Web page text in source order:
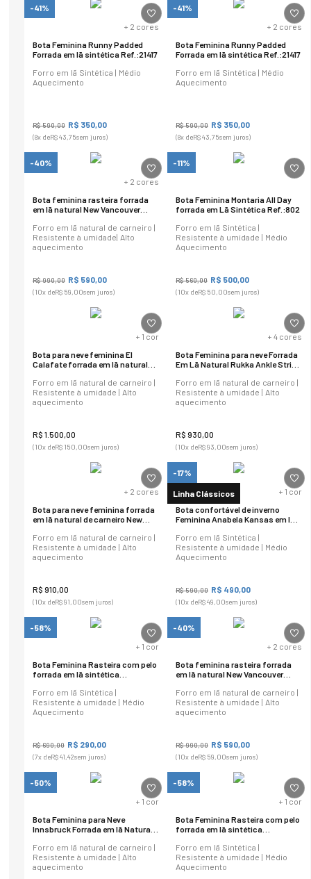
-41%
+ 2 cores
Bota Feminina Runny Padded
Forrada em lã sintética Ref.:21417
Forro em lã Sintética | Médio
Aquecimento
R$590,00 R$ 350,00
(8x deR$43,75sem juros)
-41%
+ 2 cores
Bota Feminina Runny Padded
Forrada em lã sintética Ref.:21417
Forro em lã Sintética | Médio
Aquecimento
R$590,00 R$ 350,00
(8x deR$43,75sem juros)
-40%
+ 2 cores
Bota feminina rasteira forrada
em lã natural New Vancouver
Forro em lã natural de carneiro |
Resistente à umidade| Alto
aquecimento
R$990,00 R$ 590,00
(10x deR$ 59,00sem juros)
-11%
Bota Feminina Montaria All Day
forrada em Lã Sintética Ref.:802
Forro em lã Sintética |
Resistente à umidade | Médio
Aquecimento
R$560,00 R$ 500,00
(10x deR$ 50,00sem juros)
+ 1 cor
Bota para neve feminina El
Calafate forrada em lã natural
Forro em lã natural de carneiro |
Resistente à umidade | Alto
aquecimento
R$ 1 500,00
(10x deR$ 150,00sem juros)
+4 cores
Bota Feminina para neve Forrada
Em Lã Natural Rukka Ankle Strip
Forro em lã natural de carneiro |
Resistente à umidade | Alto
aquecimento
R$ 930,00
(10x deR$93,00sem juros)
+ 2 cores
Bota para neve feminina forrada
em lã natural de carneiro New
Forro em lã natural de carneiro |
Resistente à umidade | Alto
aquecimento
R$ 910,00
(10x deR$91,00sem juros)
-17%
Linha Clássicos + 1 cor
Bota confortável de inverno
Feminina Anabela Kansas em lã
Forro em lã Sintética |
Resistente à umidade | Médio
Aquecimento
R$590,00 R$ 490,00
(10x deR$49,00sem juros)
-58%
+ 1 cor
Bota Feminina Rasteira com pelo
forrada em lã sintética
Forro em lã Sintética |
Resistente à umidade | Médio
Aquecimento
R$690,00 R$ 290,00
(7x deR$41,42sem juros)
-40%
+ 2 cores
Bota feminina rasteira forrada
em lã natural New Vancouver
Forro em lã natural de carneiro |
Resistente à umidade | Alto
aquecimento
R$990,00 R$ 590,00
(10x deR$ 59,00sem juros)
-50%
+ 1 cor
Bota Feminina para Neve
Innsbruck Forrada em lã Natural
Forro em lã natural de carneiro |
Resistente à umidade | Alto
aquecimento
-58%
+ 1 cor
Bota Feminina Rasteira com pelo
forrada em lã sintética
Forro em lã Sintética |
Resistente à umidade | Médio
Aquecimento